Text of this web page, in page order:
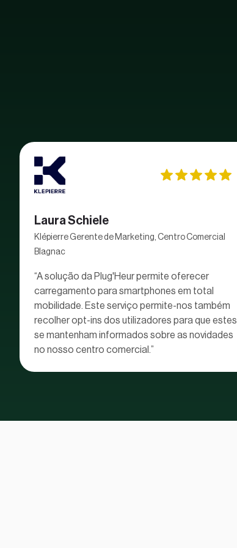
Laura Schiele
Klépierre Gerente de Marketing, Centro Comercial
Blagnac
“A solução da Plug'Heur permite oferecer
carregamento para smartphones em total
mobilidade. Este serviço permite-nos também
recolher opt-ins dos utilizadores para que estes
se mantenham informados sobre as novidades
no nosso centro comercial.”